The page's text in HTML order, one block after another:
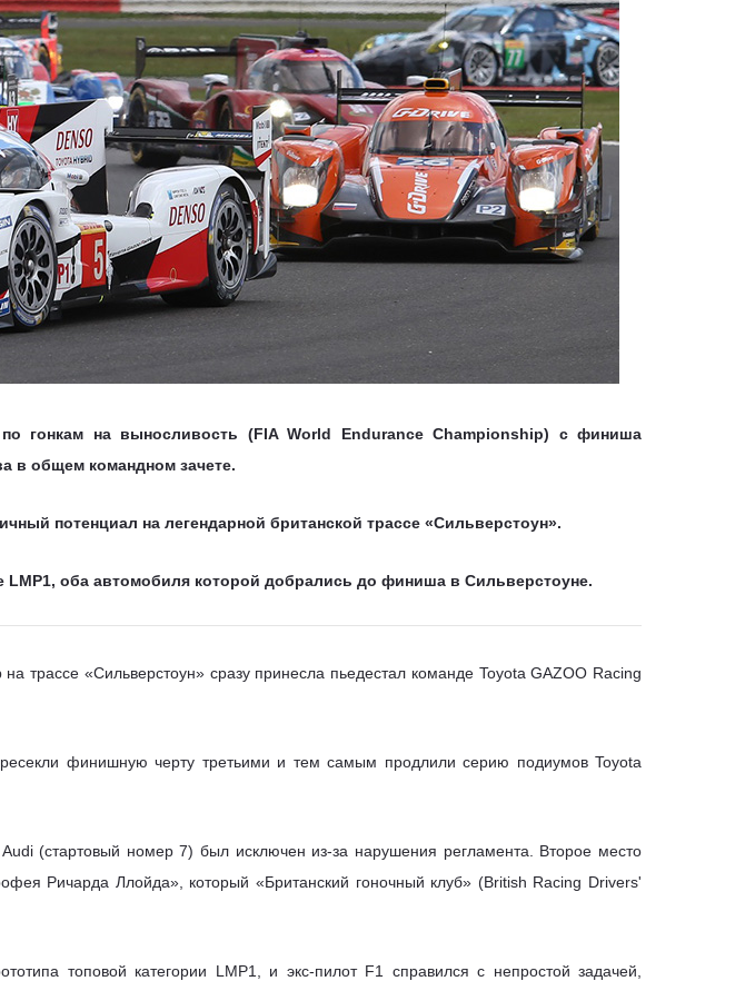
гонкам на выносливость (FIA World Endurance Championship) с финиша
в общем командном зачете.
потенциал на легендарной британской трассе «Сильверстоун».
LMP1, оба автомобиля которой добрались до финиша в Сильверстоуне.
трассе «Сильверстоун» сразу принесла пьедестал команде Toyota GAZOO Racing
финишную черту третьими и тем самым продлили серию подиумов Toyota
(стартовый номер 7) был исключен из-за нарушения регламента. Второе место
Ричарда Ллойда», который «Британский гоночный клуб» (British Racing Drivers'
топовой категории LMP1, и экс-пилот F1 справился с непростой задачей,